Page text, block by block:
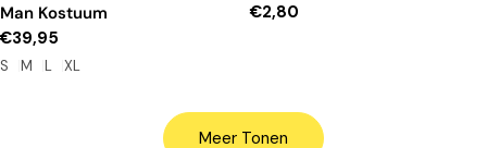
Man Kostuum
Reguliere
prijs
€39,95
S M L XL
Reguliere
€2,80
Meer Tonen